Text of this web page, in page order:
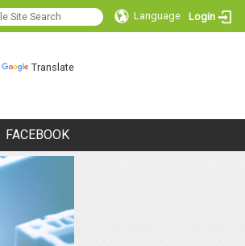
Language Login
Translate
FACEBOOK